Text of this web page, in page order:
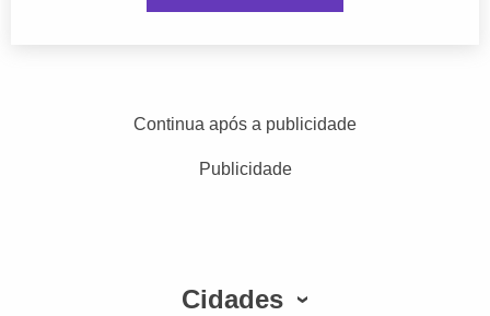
Continua após a publicidade
Publicidade
Cidades